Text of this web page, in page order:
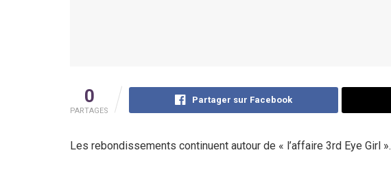
0
PARTAGES
Partager sur Facebook
Les rebondissements continuent autour de « l’affaire 3rd Eye Girl ».